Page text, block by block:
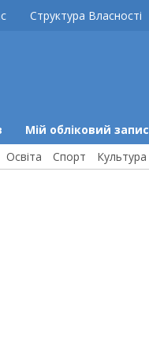
Структура Власності
Мій обліковий запис
Освіта Спорт Культура